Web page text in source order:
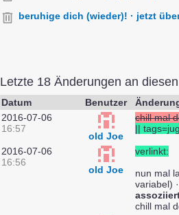
beruhige dich (wieder)! · jetzt
Letzte 18 Änderungen an
Datum Benutzer
2016-07-06
16:57
old Joe
chill mal
||
2016-07-06
16:56
old Joe
verlinkt:
nun mal
variabel) ·
chill mal